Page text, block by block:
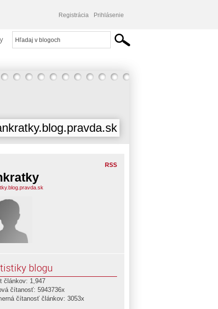
Registrácia Prihlásenie
RSS
blogu
článkov: 1,947
čítanosť: 5943736x
čítanosť článkov: 3053x